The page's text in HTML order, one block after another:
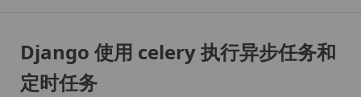
Django 使用 celery 执行异步任务和
定时任务